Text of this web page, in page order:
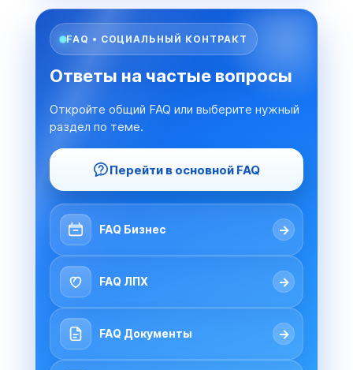
FAQ • СОЦИАЛЬНЫЙ КОНТРАКТ
Ответы на частые вопросы
Откройте общий FAQ или выберите нужный
раздел по теме.
Перейти в основной FAQ
FAQ Бизнес →
FAQ ЛПХ →
FAQ Документы →